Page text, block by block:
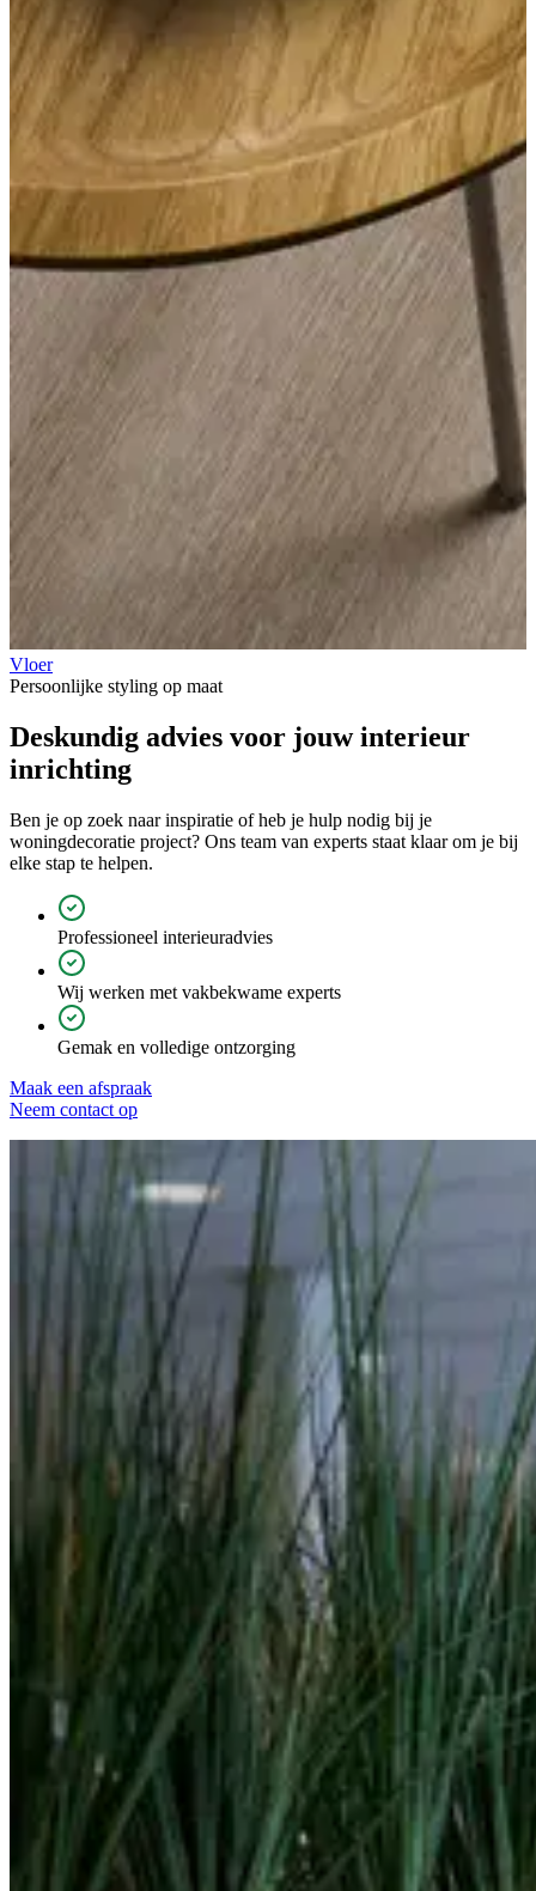
Vloer
Persoonlijke styling op maat
Deskundig advies voor jouwinterieur
inrichting
Ben je op zoek naar inspiratie of heb je hulp nodig bij je
woningdecoratie project? Ons team van experts staat klaar om je bij
elke stap te helpen.
Professioneel interieuradvies
Wij werken met vakbekwame experts
Gemak en volledige ontzorging
Maak een afspraak
Neem contact op